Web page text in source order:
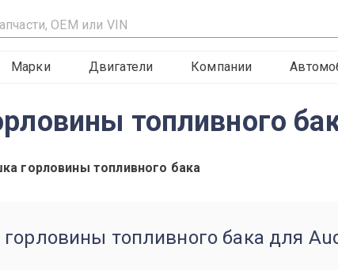
Марки Двигатели Компании
топливного
горловины топливного бака
топливного бака для